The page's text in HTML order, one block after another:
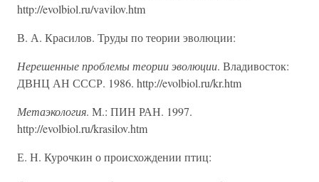
http://evolbiol.ru/vavilov.htm
В. А. Красилов. Труды по теории эволюции:
Нерешенные проблемы теории эволюции. Владивосток:
ДВНЦ АН СССР. 1986. http://evolbiol.ru/kr.htm
Метаэкология. М.: ПИН РАН. 1997.
http://evolbiol.ru/krasilov.htm
Е. Н. Курочкин о происхождении птиц: